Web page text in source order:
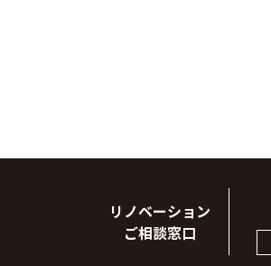
リノベーション
ご相談窓口